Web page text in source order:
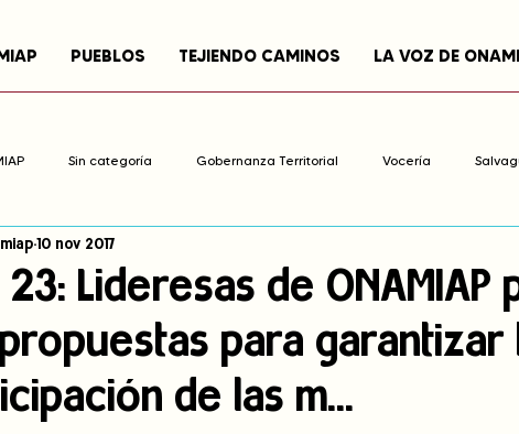
PUEBLOS TEJIENDO CAMINOS LA VOZ DE
Sin categoría Gobernanza Territorial Vocería
Navegador indígena
Observatorio de consulta previa Mujeres indígenas
Incidencias
23: Lideresas de
para garantizar
de las m...
10 nov 2017